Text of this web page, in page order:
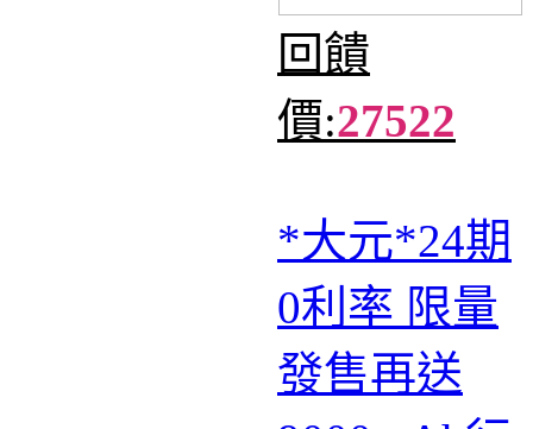
回饋
價:27522
*大元*24期
0利率 限量
發售再送